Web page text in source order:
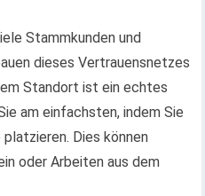
Stammkunden und
dieses Vertrauensnetzes
Standort ist ein echtes
am einfachsten, indem Sie
Dies können
oder Arbeiten aus dem